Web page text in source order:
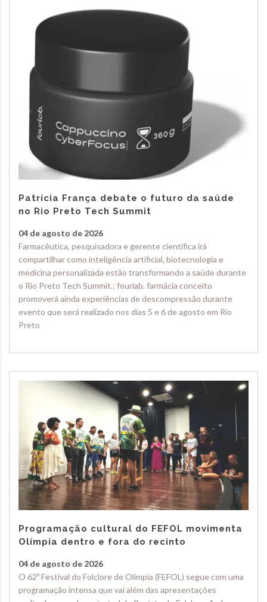
Patrícia França debate o futuro da saúde
no Rio Preto Tech Summit
04 de agosto de 2026
Farmacêutica, pesquisadora e gerente científica irá
compartilhar como inteligência artificial, biotecnologia e
medicina personalizada estão transformando a saúde durante
o Rio Preto Tech Summit.; fourlab. farmácia conceito
promoverá ainda experiências de descompressão durante
evento que será realizado nos dias 5 e 6 de agosto em Rio
Preto
Programação cultural do FEFOL movimenta
Olímpia dentro e fora do recinto
04 de agosto de 2026
O 62º Festival do Folclore de Olímpia (FEFOL) segue com uma
programação intensa que vai além das apresentações